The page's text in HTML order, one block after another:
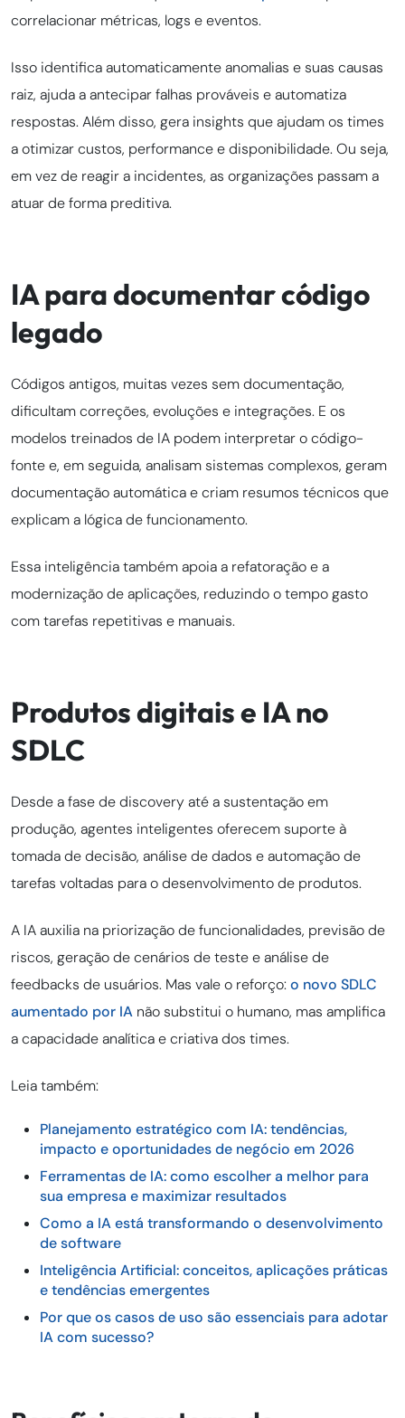
correlacionar métricas, logs e eventos.
Isso identifica automaticamente anomalias e suas causas
raiz, ajuda a antecipar falhas prováveis e automatiza
respostas. Além disso, gera insights que ajudam os times
a otimizar custos, performance e disponibilidade. Ou seja,
em vez de reagir a incidentes, as organizações passam a
atuar de forma preditiva.
IA para documentar código
legado
Códigos antigos, muitas vezes sem documentação,
dificultam correções, evoluções e integrações. E os
modelos treinados de IA podem interpretar o código-
fonte e, em seguida, analisam sistemas complexos, geram
documentação automática e criam resumos técnicos que
explicam a lógica de funcionamento.
Essa inteligência também apoia a refatoração e a
modernização de aplicações, reduzindo o tempo gasto
com tarefas repetitivas e manuais.
Produtos digitais e IA no
SDLC
Desde a fase de discovery até a sustentação em
produção, agentes inteligentes oferecem suporte à
tomada de decisão, análise de dados e automação de
tarefas voltadas para o desenvolvimento de produtos.
A IA auxilia na priorização de funcionalidades, previsão de
riscos, geração de cenários de teste e análise de
feedbacks de usuários. Mas vale o reforço:o novo SDLC
aumentado por IA não substitui o humano, mas amplifica
a capacidade analítica e criativa dos times.
Leia também:
Planejamento estratégico com IA: tendências,
impacto e oportunidades de negócio em 2026
Ferramentas de IA: como escolher a melhor para
sua empresa e maximizar resultados
Como a IA está transformando o desenvolvimento
de software
Inteligência Artificial: conceitos, aplicações práticas
e tendências emergentes
Por que os casos de uso são essenciais para adotar
IA com sucesso?